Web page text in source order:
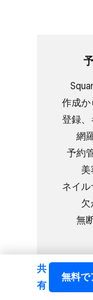
作成か
登録、​
網
予約
美
ネイ
欠
無
共
有
無料で​